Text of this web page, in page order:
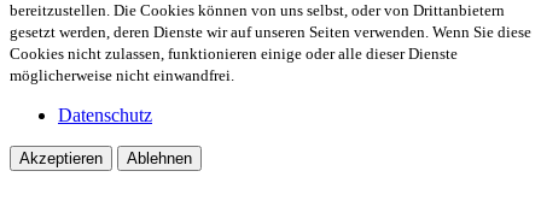
bereitzustellen. Die Cookies können von uns selbst, oder von Drittanbietern
gesetzt werden, deren Dienste wir auf unseren Seiten verwenden. Wenn Sie diese
Cookies nicht zulassen, funktionieren einige oder alle dieser Dienste
möglicherweise nicht einwandfrei.
Datenschutz
Akzeptieren Ablehnen